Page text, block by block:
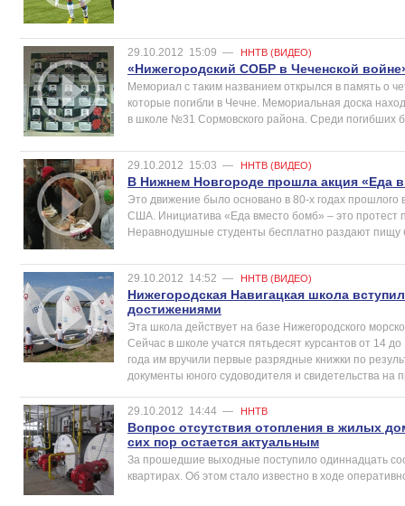
29.10.2012 15:09 — ННТВ (ВИДЕО)
«Нижегородский СОБР в Чеченской
Мемориал с таким названием открылся в память о
которые погибли в Чечне. Мемориальная доска
в школе №31 Сормовского района. Среди погибших
29.10.2012 15:03 — ННТВ (ВИДЕО)
В Нижнем Новгороде прошла акция «Еда
Это движение было основано в 80-х годах прошлого
США. Инициатива «Еда вместо бомб» – это протест
Неравнодушные студенты бесплатно раздают пищу
29.10.2012 14:52 — ННТВ (ВИДЕО)
Нижегородская Навигацкая школа
достижениями
Эта школа действует на базе Нижегородского
Сейчас в школе учатся пятьдесят курсантов от 14
года им вручили первые разрядные книжки по
документы юного судоводителя и свидетельства на
29.10.2012 14:44 — ННТВ
Вопрос отсутствия отопления в жилых
сих пор остается актуальным
За прошедшие выходные поступило одиннадцать
квартирах. Об этом стало известно в ходе